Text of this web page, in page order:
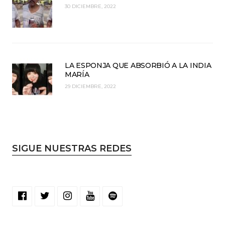
30 DICIEMBRE, 2022
LA ESPONJA QUE ABSORBIÓ A LA INDIA
MARÍA
29 DICIEMBRE, 2022
SIGUE NUESTRAS REDES